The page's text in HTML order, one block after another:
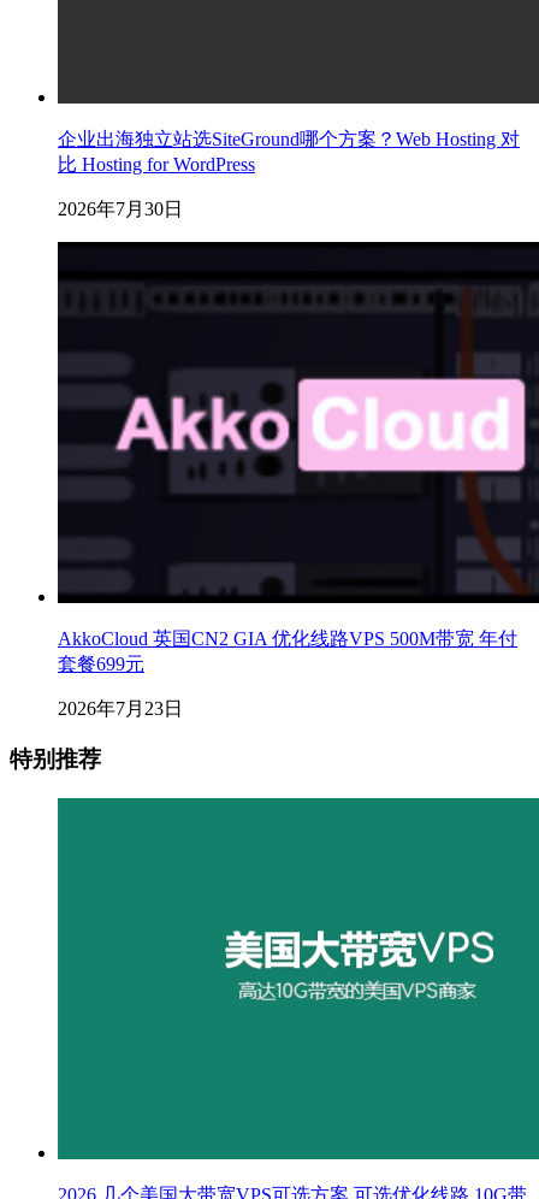
企业出海独立站选SiteGround哪个方案？Web Hosting 对
比 Hosting for WordPress
2026年7月30日
AkkoCloud 英国CN2 GIA 优化线路VPS 500M带宽 年付
套餐699元
2026年7月23日
特别推荐
2026 几个美国大带宽VPS可选方案 可选优化线路 10G带